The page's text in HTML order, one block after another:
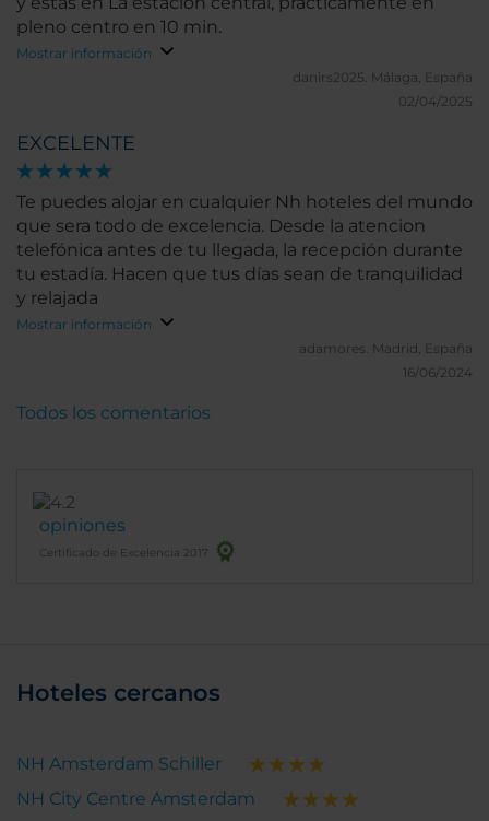
pleno centro en 10 min.
Mostrar información
danirs2025. Málaga, España
02/04/2025
EXCELENTE
Te puedes alojar en cualquier Nh hoteles del mundo
que sera todo de excelencia. Desde la atencion
telefónica antes de tu llegada, la recepción durante
tu estadía. Hacen que tus días sean de tranquilidad
y relajada
Mostrar información
adamores. Madrid, España
16/06/2024
opiniones
Certificado de Excelencia 2017
Todos los comentarios
Hoteles cercanos
NH Amsterdam Schiller
NH City Centre Amsterdam